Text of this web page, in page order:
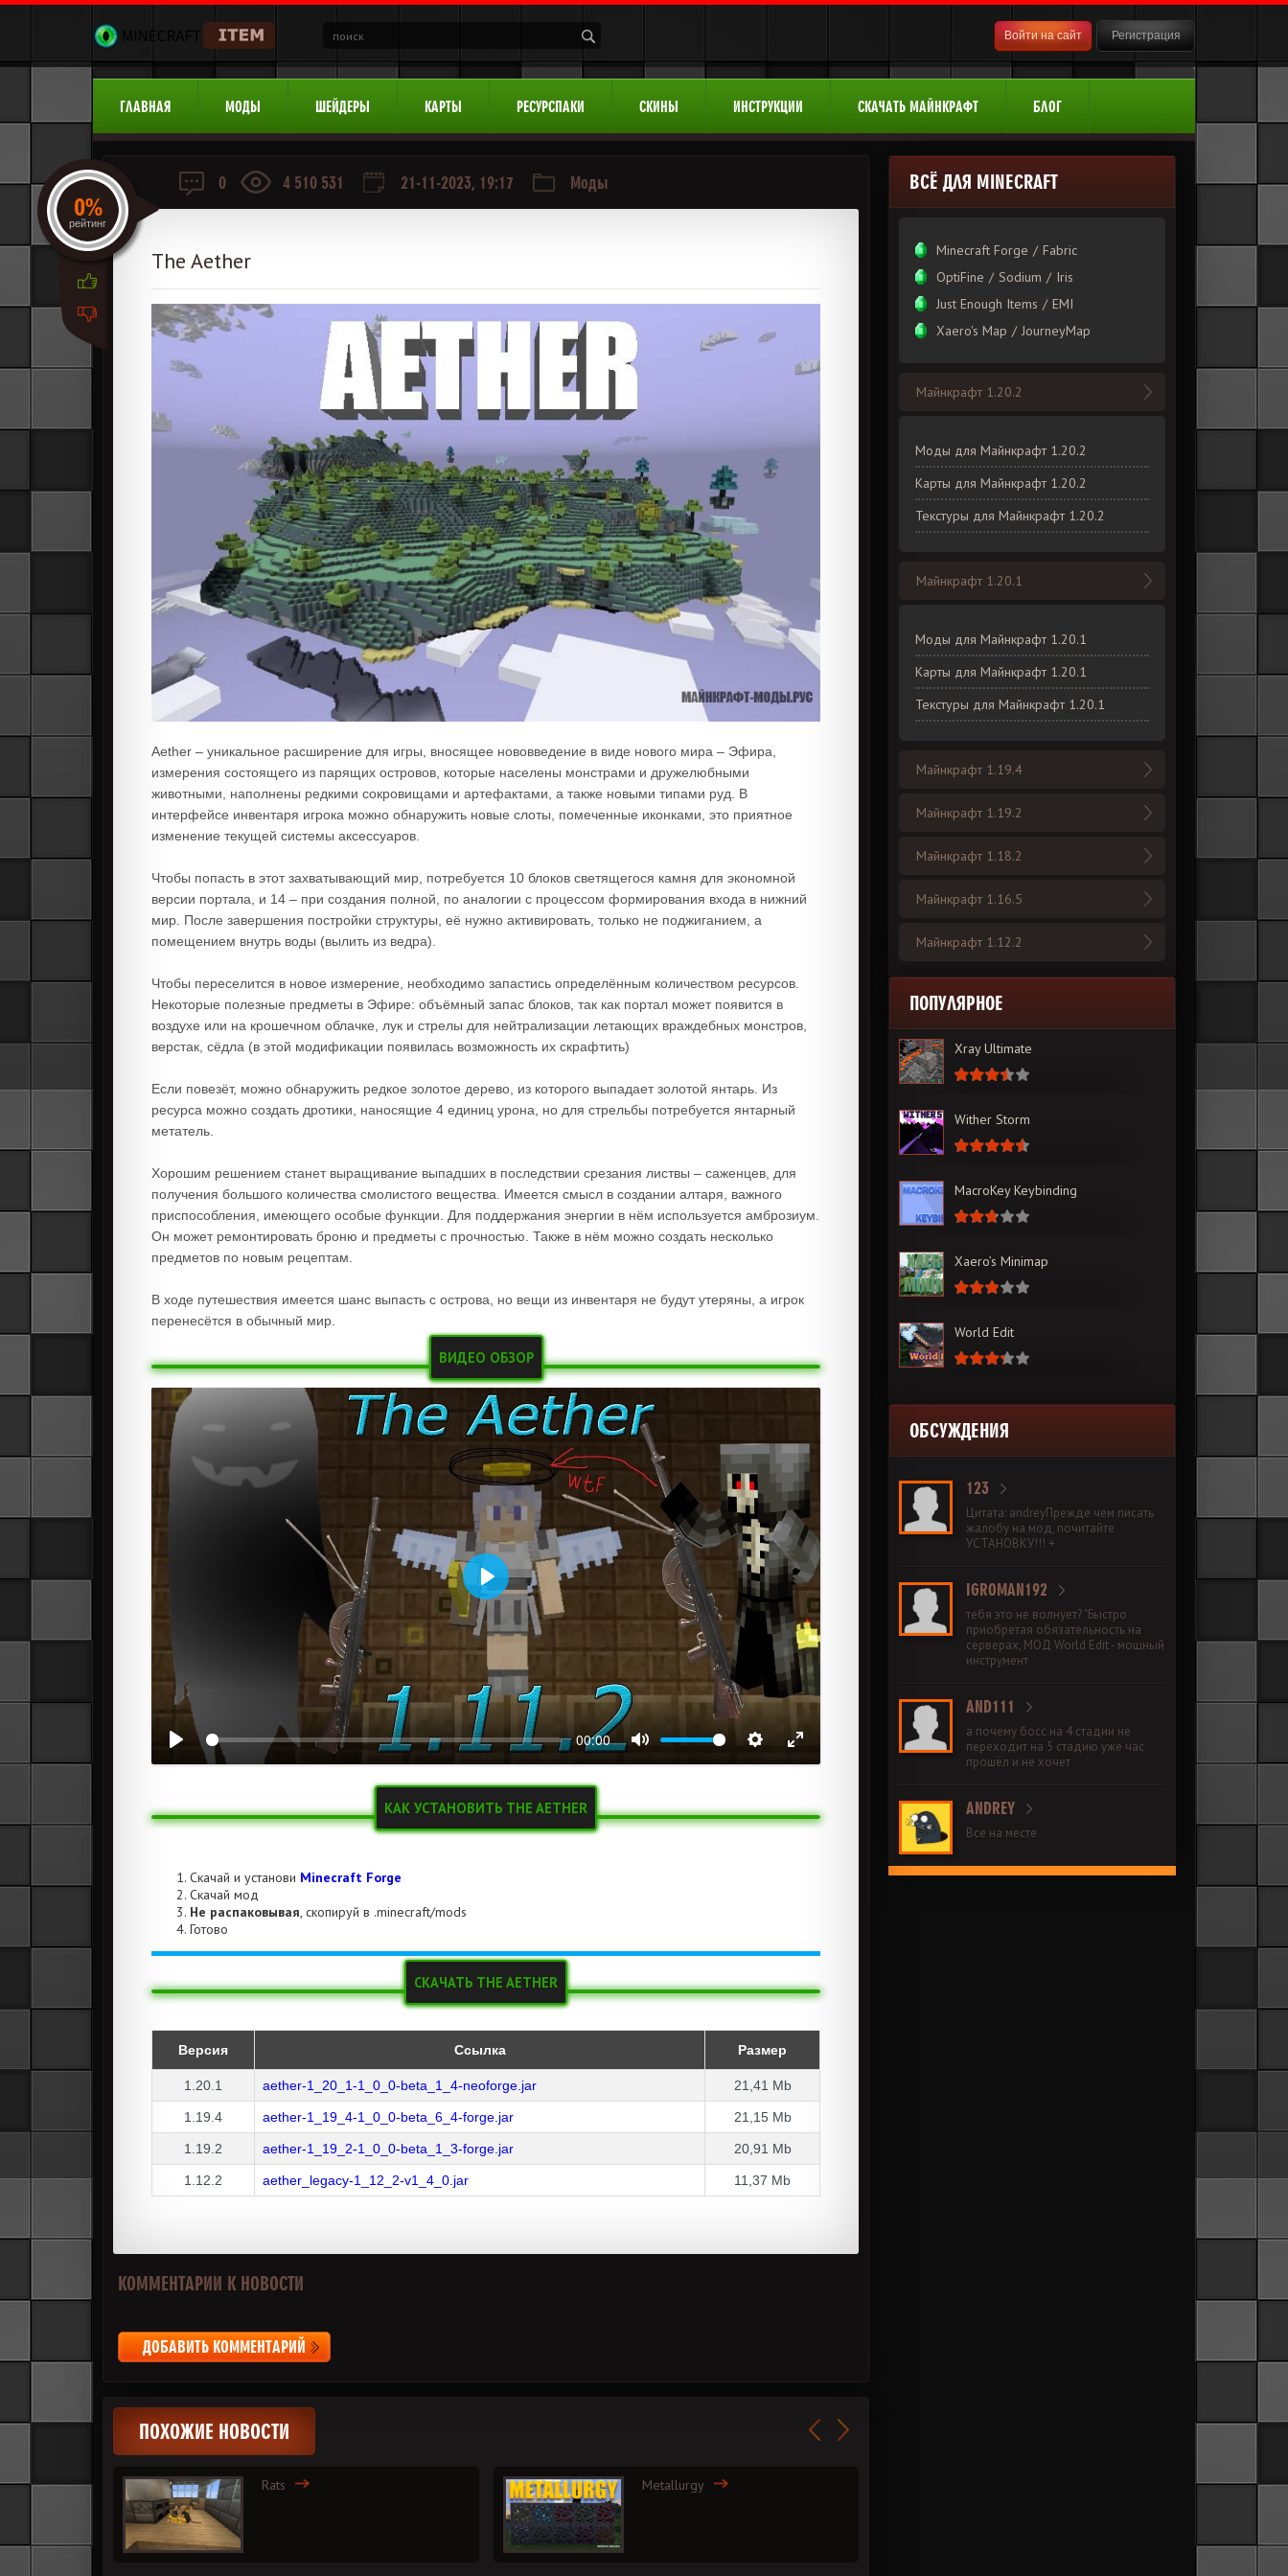
Войти на сайт Регистрация
ГЛАВНАЯ МОДЫ ШЕЙДЕРЫ КАРТЫ РЕСУРСПАКИ СКИНЫ ИНСТРУКЦИИ СКАЧАТЬ МАЙНКРАФТ БЛОГ
0 4 510 531 21-11-2023, 19:17 Моды
The Aether
Aether – уникальное расширение для игры, вносящее нововведение в виде нового мира – Эфира,
измерения состоящего из парящих островов, которые населены монстрами и дружелюбными
животными, наполнены редкими сокровищами и артефактами, а также новыми типами руд. В
интерфейсе инвентаря игрока можно обнаружить новые слоты, помеченные иконками, это приятное
изменение текущей системы аксессуаров.
Чтобы попасть в этот захватывающий мир, потребуется 10 блоков светящегося камня для экономной
версии портала, и 14 – при создания полной, по аналогии с процессом формирования входа в нижний
мир. После завершения постройки структуры, её нужно активировать, только не поджиганием, а
помещением внутрь воды (вылить из ведра).
Чтобы переселится в новое измерение, необходимо запастись определённым количеством ресурсов.
Некоторые полезные предметы в Эфире: объёмный запас блоков, так как портал может появится в
воздухе или на крошечном облачке, лук и стрелы для нейтрализации летающих враждебных монстров,
верстак, сёдла (в этой модификации появилась возможность их скрафтить)
Если повезёт, можно обнаружить редкое золотое дерево, из которого выпадает золотой янтарь. Из
ресурса можно создать дротики, наносящие 4 единиц урона, но для стрельбы потребуется янтарный
метатель.
Хорошим решением станет выращивание выпадших в последствии срезания листвы – саженцев, для
получения большого количества смолистого вещества. Имеется смысл в создании алтаря, важного
приспособления, имеющего особые функции. Для поддержания энергии в нём используется амброзиум.
Он может ремонтировать броню и предметы с прочностью. Также в нём можно создать несколько
предметов по новым рецептам.
В ходе путешествия имеется шанс выпасть с острова, но вещи из инвентаря не будут утеряны, а игрок
перенесётся в обычный мир.
ВИДЕО ОБЗОР
00:00
Воспроизвести
КАК УСТАНОВИТЬ THE AETHER
Скачай и установи Minecraft Forge
Скачай мод
Не распаковывая, скопируй в .minecraft/mods
Готово
СКАЧАТЬ THE AETHER
Версия Ссылка Размер
1.20.1 aether-1_20_1-1_0_0-beta_1_4-neoforge.jar 21,41 Mb
1.19.4 aether-1_19_4-1_0_0-beta_6_4-forge.jar 21,15 Mb
1.19.2 aether-1_19_2-1_0_0-beta_1_3-forge.jar 20,91 Mb
1.12.2 aether_legacy-1_12_2-v1_4_0.jar 11,37 Mb
0%
рейтинг
КОММЕНТАРИИ К НОВОСТИ
ДОБАВИТЬ КОММЕНТАРИЙ
ПОХОЖИЕ НОВОСТИ
Rats Metallurgy
ВСЁ ДЛЯ MINECRAFT
Minecraft Forge / Fabric
OptiFine / Sodium / Iris
Just Enough Items / EMI
Xаero's Mаp / JourneyMap
Майнкрафт 1.20.2
Моды для Майнкрафт 1.20.2
Карты для Майнкрафт 1.20.2
Текстуры для Майнкрафт 1.20.2
Майнкрафт 1.20.1
Моды для Майнкрафт 1.20.1
Карты для Майнкрафт 1.20.1
Текстуры для Майнкрафт 1.20.1
Майнкрафт 1.19.4
Майнкрафт 1.19.2
Майнкрафт 1.18.2
Майнкрафт 1.16.5
Майнкрафт 1.12.2
ПОПУЛЯРНОЕ
Xray Ultimate
Wither Storm
MacroKey Keybinding
Xaero’s Minimap
World Edit
ОБСУЖДЕНИЯ
123
Цитата: andreyПрежде чем писать
жалобу на мод, почитайте
УСТАНОВКУ!!! +
IGROMAN192
тебя это не волнует? "Быстро
приобретая обязательность на
серверах, МОД World Edit - мощный
инструмент
AND111
а почему босс на 4 стадии не
переходит на 5 стадию уже час
прошёл и не хочет
ANDREY
Все на месте